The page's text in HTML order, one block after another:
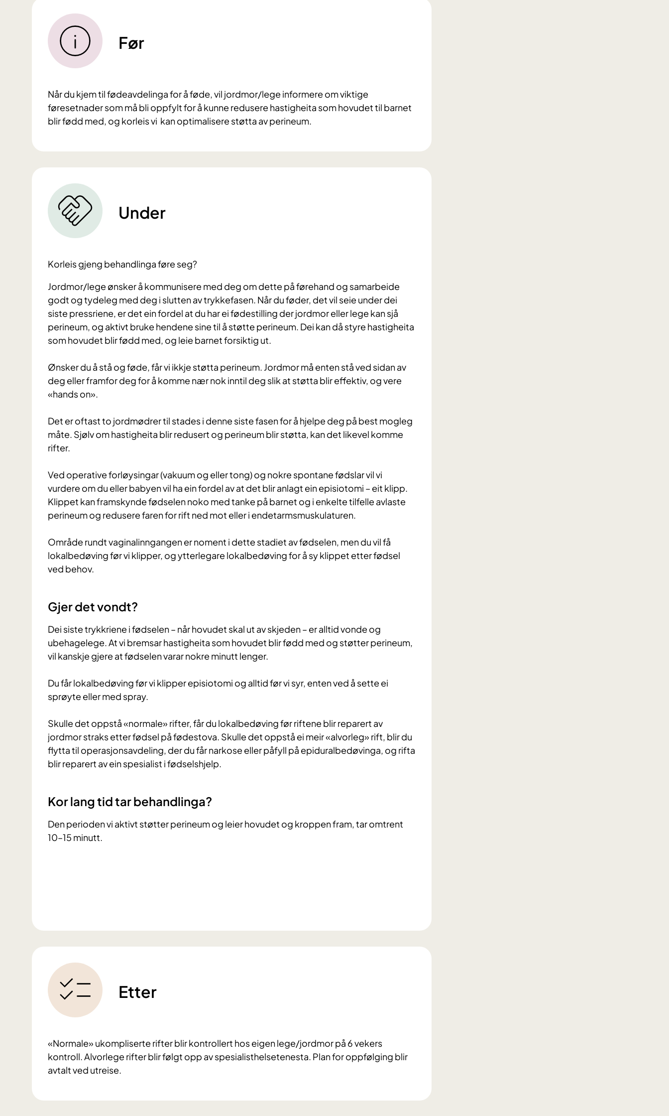
Før
Når du kjem til fødeavdelinga for å føde, vil jordmor/lege informere om viktige
føresetnader som må bli oppfylt for å kunne redusere hastigheita som hovudet til barnet
blir fødd med, og korleis vi kan optimalisere støtta av perineum.
Under
Korleis gjeng behandlinga føre seg?
Jordmor/lege ønsker å kommunisere med deg om dette på førehand og samarbeide
godt og tydeleg med deg i slutten av trykkefasen. Når du føder, det vil seie under dei
siste pressriene, er det ein fordel at du har ei fødestilling der jordmor eller lege kan sjå
perineum, og aktivt bruke hendene sine til å støtte perineum. Dei kan då styre hastigheita
som hovudet blir fødd med, og leie barnet forsiktig ut.
Ønsker du å stå og føde, får vi ikkje støtta perineum. Jordmor må enten stå ved sidan av
deg eller framfor deg for å komme nær nok inntil deg slik at støtta blir effektiv, og vere
«hands on».
Det er oftast to jordmødrer til stades i denne siste fasen for å hjelpe deg på best mogleg
måte. Sjølv om hastigheita blir redusert og perineum blir støtta, kan det likevel komme
rifter.
Ved operative forløysingar (vakuum og eller tong) og nokre spontane fødslar vil vi
vurdere om du eller babyen vil ha ein fordel av at det blir anlagt ein episiotomi – eit klipp.
Klippet kan framskynde fødselen noko med tanke på barnet og i enkelte tilfelle avlaste
perineum og redusere faren for rift ned mot eller i endetarmsmuskulaturen.
Område rundt vaginalinngangen er noment i dette stadiet av fødselen, men du vil få
lokalbedøving før vi klipper, og ytterlegare lokalbedøving for å sy klippet etter fødsel
ved behov.
Gjer det vondt?
Dei siste trykkriene i fødselen – når hovudet skal ut av skjeden – er alltid vonde og
ubehagelege. At vi bremsar hastigheita som hovudet blir fødd med og støtter perineum,
vil kanskje gjere at fødselen varar nokre minutt lenger.
Du får lokalbedøving før vi klipper episiotomi og alltid før vi syr, enten ved å sette ei
sprøyte eller med spray.
Skulle det oppstå «normale» rifter, får du lokalbedøving før riftene blir reparert av
jordmor straks etter fødsel på fødestova. Skulle det oppstå ei meir «alvorleg» rift, blir du
flytta til operasjonsavdeling, der du får narkose eller påfyll på epiduralbedøvinga, og rifta
blir reparert av ein spesialist i fødselshjelp.
Kor lang tid tar behandlinga?
Den perioden vi aktivt støtter perineum og leier hovudet og kroppen fram, tar omtrent
10–15 minutt.
Etter
«Normale» ukompliserte rifter blir kontrollert hos eigen lege/jordmor på 6 vekers
kontroll. Alvorlege rifter blir følgt opp av spesialisthelsetenesta. Plan for oppfølging blir
avtalt ved utreise.